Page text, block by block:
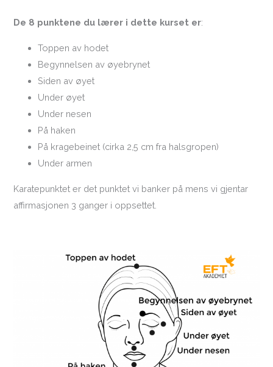
De 8 punktene du lærer i dette kurset er:
Toppen av hodet
Begynnelsen av øyebrynet
Siden av øyet
Under øyet
Under nesen
På haken
På kragebeinet (cirka 2,5 cm fra halsgropen)
Under armen
Karatepunktet er det punktet vi banker på mens vi gjentar
affirmasjonen 3 ganger i oppsettet.